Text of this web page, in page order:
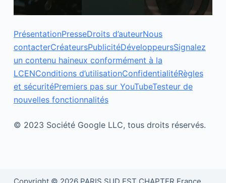
PrésentationPresseDroits d’auteurNous
contacterCréateursPublicitéDéveloppeursSignalez
un contenu haineux conformément à la
LCENConditions d’utilisationConfidentialitéRègles
et sécuritéPremiers pas sur YouTubeTesteur de
nouvelles fonctionnalités
© 2023 Société Google LLC, tous droits réservés.